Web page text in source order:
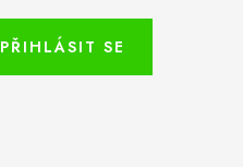
PŘIHLÁSIT SE